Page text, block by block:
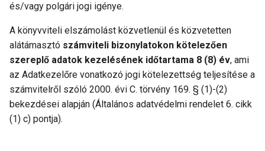
és/vagy polgári jogi igénye.
A könyvviteli elszámolást közvetlenül és közvetetten
alátámasztó számviteli bizonylatokon kötelezően
szereplő adatok kezelésének időtartama 8 (8) év, ami
az Adatkezelőre vonatkozó jogi kötelezettség teljesítése a
számvitelről szóló 2000. évi C. törvény 169. § (1)-(2)
bekezdései alapján (Általános adatvédelmi rendelet 6. cikk
(1) c) pontja).